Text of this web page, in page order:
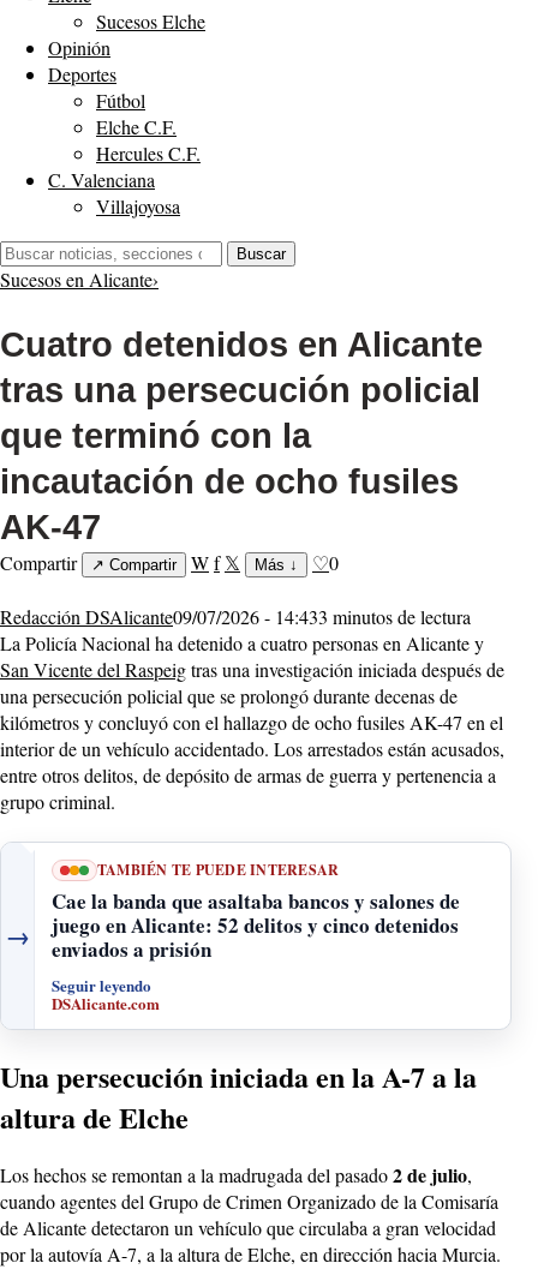
Sucesos Elche
Opinión
Deportes
Fútbol
Elche C.F.
Hercules C.F.
C. Valenciana
Villajoyosa
Buscar:
Buscar
Sucesos en Alicante›
Cuatro detenidos en Alicante
tras una persecución policial
que terminó con la
incautación de ocho fusiles
AK-47
Compartir ↗ Compartir Wf 𝕏 Más ↓ ♡0
Redacción DSAlicante09/07/2026 - 14:433 minutos de lectura
La Policía Nacional ha detenido a cuatro personas en Alicante y
San Vicente del Raspeigtras una investigación iniciada después de
una persecución policial que se prolongó durante decenas de
kilómetros y concluyó con el hallazgo de ocho fusiles AK-47 en el
interior de un vehículo accidentado. Los arrestados están acusados,
entre otros delitos, de depósito de armas de guerra y pertenencia a
grupo criminal.
→
TAMBIÉN TE PUEDE INTERESAR
Cae la banda que asaltaba bancos y salones de
juego en Alicante: 52 delitos y cinco detenidos
enviados a prisión
Seguir leyendo
DSAlicante.com
Una persecución iniciada en la A-7 a la
altura de Elche
Los hechos se remontan a la madrugada del pasado2 de julio,
cuando agentes del Grupo de Crimen Organizado de la Comisaría
de Alicante detectaron un vehículo que circulaba a gran velocidad
por la autovía A-7, a la altura de Elche, en dirección hacia Murcia.